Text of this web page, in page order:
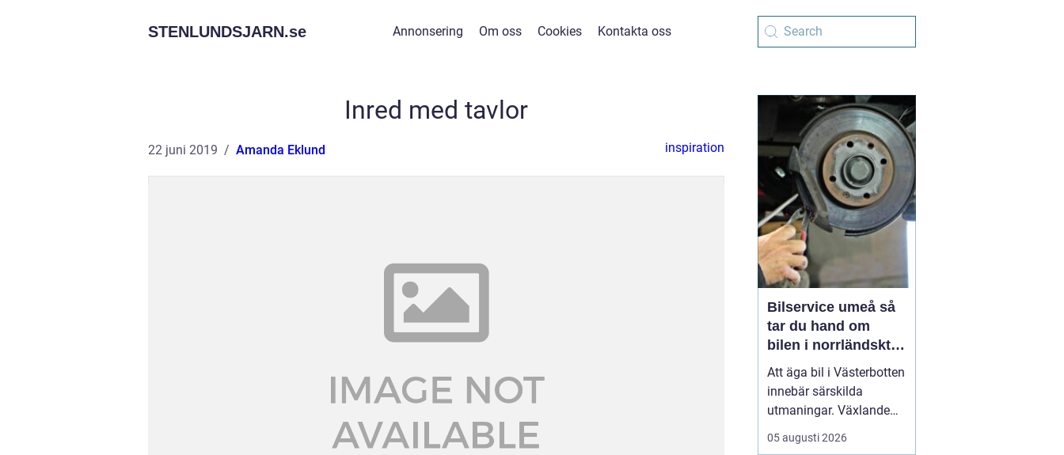
STENLUNDSJARN.se Annonsering Om oss Cookies Kontakta oss
Inred med tavlor
22 juni 2019 Amanda Eklund inspiration
Bilservice umeå så
tar du hand om
bilen i norrländskt
klimat
Att äga bil i Västerbotten
innebär särskilda
utmaningar. Växlande
temperaturer, vägsalt,
grus, snöslask och långa
05 augusti 2026